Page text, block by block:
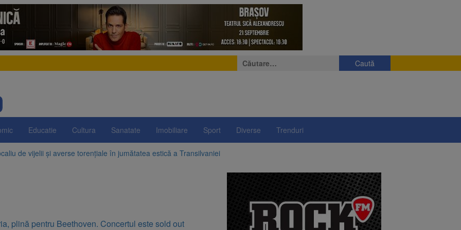
Caută
după:
Educatie Cultura Sanatate Imobiliare Sport Diverse Trenduri
de vijelii și averse torențiale în jumătatea estică a Transilvaniei
Victoria, reținut după ce și-ar fi agresat soția de două ori în câteva zile
i-au condus pe polițiști la cioate. Bărbat prins în pădure la Ormeniș
platforma suspeND.ro pentru urmărirea inițiativei de suspendare a președintelui Nicușor
plină pentru Beethoven. Concertul este sold out